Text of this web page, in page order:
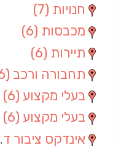
חנויות (7)
מכבסות (6)
תיירות (6)
תחבורה ורכב (6)
בעלי מקצוע (6)
בעלי מקצוע (6)
אינדקס ציבור דתי